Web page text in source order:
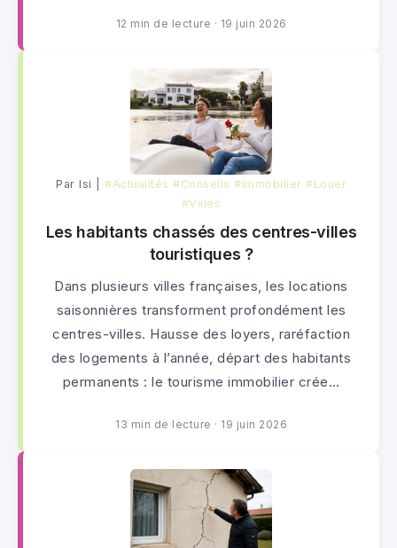
12 min de lecture · 19 juin 2026
Par lsi | #Actualités #Conseils #immobilier #Louer
#Villes
Les habitants chassés des centres-villes
touristiques ?
Dans plusieurs villes françaises, les locations
saisonnières transforment profondément les
centres-villes. Hausse des loyers, raréfaction
des logements à l’année, départ des habitants
permanents : le tourisme immobilier crée…
13 min de lecture · 19 juin 2026